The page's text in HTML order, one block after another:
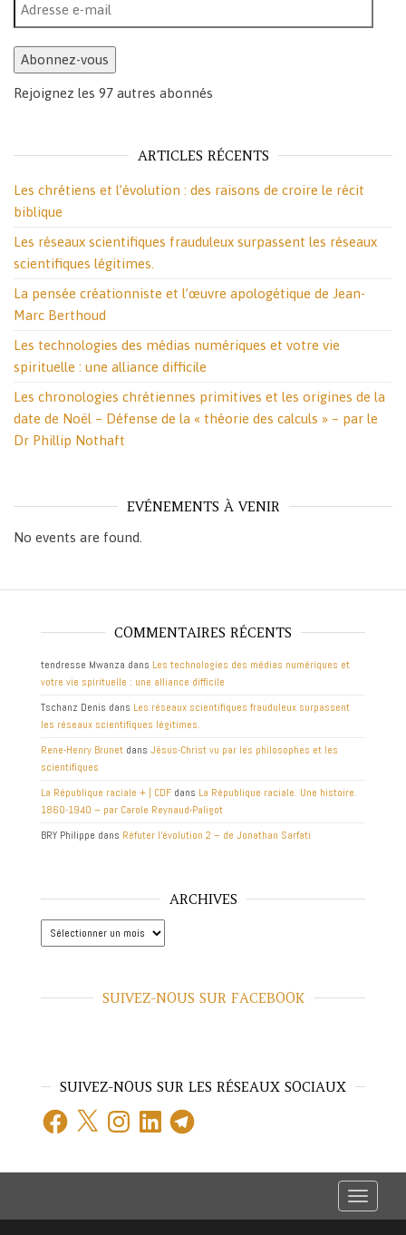
Abonnez-vous
Rejoignez les 97 autres abonnés
ARTICLES RÉCENTS
Les chrétiens et l’évolution : des raisons de croire le récit
biblique
Les réseaux scientifiques frauduleux surpassent les réseaux
scientifiques légitimes.
La pensée créationniste et l’œuvre apologétique de Jean-
Marc Berthoud
Les technologies des médias numériques et votre vie
spirituelle : une alliance difficile
Les chronologies chrétiennes primitives et les origines de la
date de Noël – Défense de la « théorie des calculs » – par le
Dr Phillip Nothaft
EVÉNEMENTS À VENIR
No events are found.
COMMENTAIRES RÉCENTS
tendresse Mwanza dans Les technologies des médias numériques et
votre vie spirituelle : une alliance difficile
Tschanz Denis dans Les réseaux scientifiques frauduleux surpassent
les réseaux scientifiques légitimes.
Rene-Henry Brunet dans Jésus-Christ vu par les philosophes et les
scientifiques
La République raciale + | CDF dans La République raciale. Une histoire.
1860-1940 – par Carole Reynaud-Paligot
BRY Philippe dans Réfuter l’évolution 2 – de Jonathan Sarfati
ARCHIVES
Archives
SUIVEZ-NOUS SUR FACEBOOK
SUIVEZ-NOUS SUR LES RÉSEAUX SOCIAUX
Facebook InstagramLinkedIn Telegram
T
o